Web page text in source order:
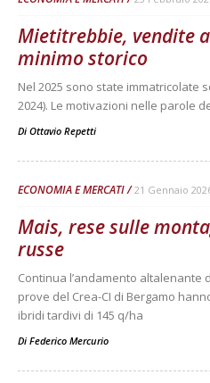
Mietitrebbie, vendite
minimo storico
Nel 2025 sono state immatricolate
2024). Le motivazioni nelle parole
Di Ottavio Repetti
ECONOMIA E MERCATI 21 Gennaio
Mais, rese sulle
russe
Continua l’andamento altalenante
prove del Crea-CI di Bergamo
ibridi tardivi di 145 q/ha
Di Federico Mercurio